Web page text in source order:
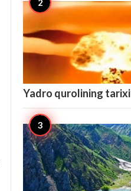
Yadro qurolining tarixi